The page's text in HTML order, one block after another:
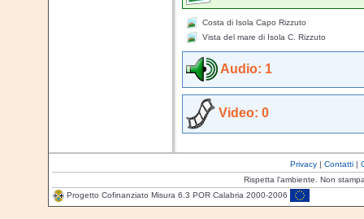
Costa di Isola Capo Rizzuto
Vista del mare di Isola C. Rizzuto
Audio: 1
Video: 0
Privacy| Contatti|
Rispetta l'ambiente. Non
Progetto Cofinanziato Misura 6.3 POR Calabria 2000-2006